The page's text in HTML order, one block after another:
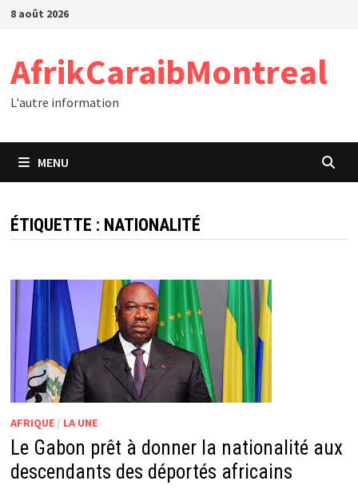
Passer
8 août 2026
AfrikCaraibMontreal
L'autre information
MENU
ÉTIQUETTE : NATIONALITÉ
AFRIQUE/ LA UNE
Le Gabon prêt à donner la nationalité aux
descendants des déportés africains